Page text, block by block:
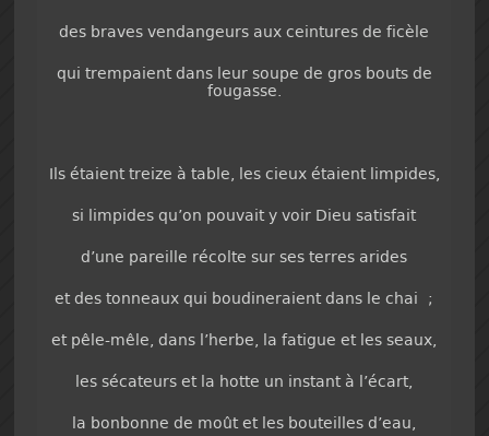
des braves vendangeurs aux ceintures de ficèle
qui trempaient dans leur soupe de gros bouts de
fougasse.
Ils étaient treize à table, les cieux étaient limpides,
si limpides qu’on pouvait y voir Dieu satisfait
d’une pareille récolte sur ses terres arides
et des tonneaux qui boudineraient dans le chai ;
et pêle-mêle, dans l’herbe, la fatigue et les seaux,
les sécateurs et la hotte un instant à l’écart,
la bonbonne de moût et les bouteilles d’eau,